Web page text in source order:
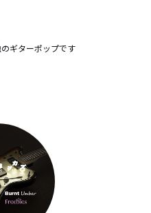
ギターポップです